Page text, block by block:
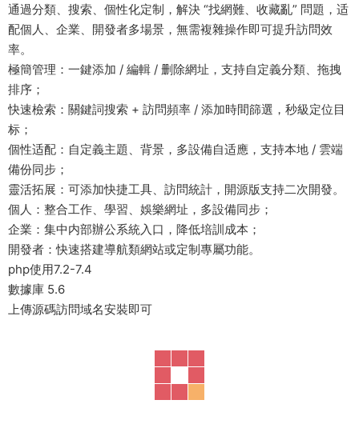
通過分類、搜索、個性化定制，解決 “找網難、收藏亂” 問題，适
配個人、企業、開發者多場景，無需複雜操作即可提升訪問效
率。
極簡管理：一鍵添加 / 編輯 / 删除網址，支持自定義分類、拖拽
排序；
快速檢索：關鍵詞搜索 + 訪問頻率 / 添加時間篩選，秒級定位目
标；
個性适配：自定義主題、背景，多設備自适應，支持本地 / 雲端
備份同步；
靈活拓展：可添加快捷工具、訪問統計，開源版支持二次開發。
個人：整合工作、學習、娛樂網址，多設備同步；
企業：集中内部辦公系統入口，降低培訓成本；
開發者：快速搭建導航類網站或定制專屬功能。
php使用7.2-7.4
數據庫 5.6
上傳源碼訪問域名安裝即可